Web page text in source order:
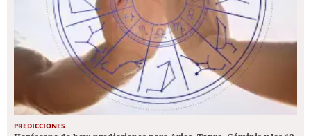
PREDICCIONES